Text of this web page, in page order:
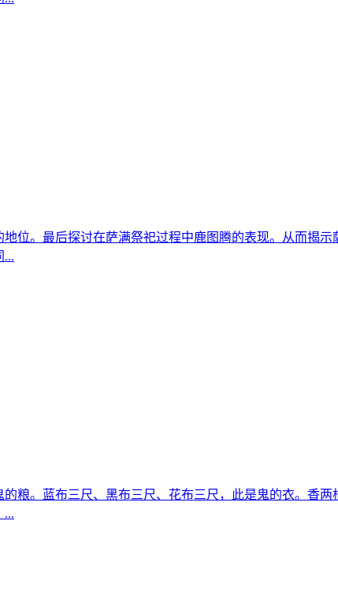
位。最后探讨在萨满祭祀过程中鹿图腾的表现。从而揭示
...
粮。蓝布三尺、黑布三尺、花布三尺，此是鬼的衣。香
...